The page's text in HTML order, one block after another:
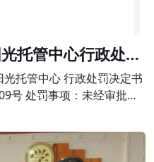
托管中心行政处罚
政处罚决定书
批擅
四条、《校外培训行政处
金色阳光托管中心作出责